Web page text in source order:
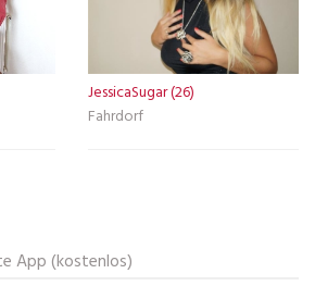
JessicaSugar (26)
Fahrdorf
App (kostenlos)